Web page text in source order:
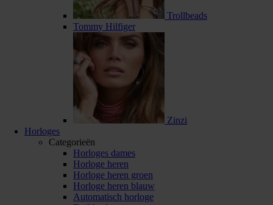
Trollbeads
Tommy Hilfiger
Zinzi
Horloges
Categorieën
Horloges dames
Horloge heren
Horloge heren groen
Horloge heren blauw
Automatisch horloge